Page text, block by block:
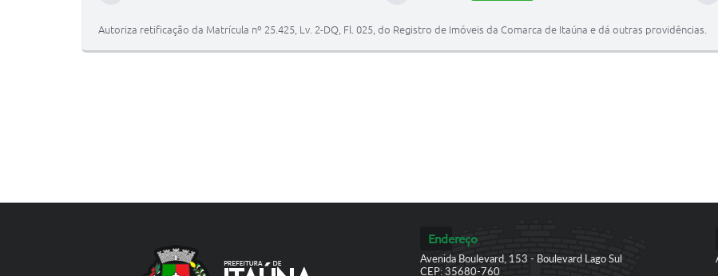
Autoriza retificação da Matrícula nº 25.425, Lv. 2-DQ, Fl. 025, do Registro de Imóveis da Comarca de Itaúna e dá outras providências.
Endereço
Avenida Boulevard, 153 - Boulevard Lago Sul
CEP: 35680-760